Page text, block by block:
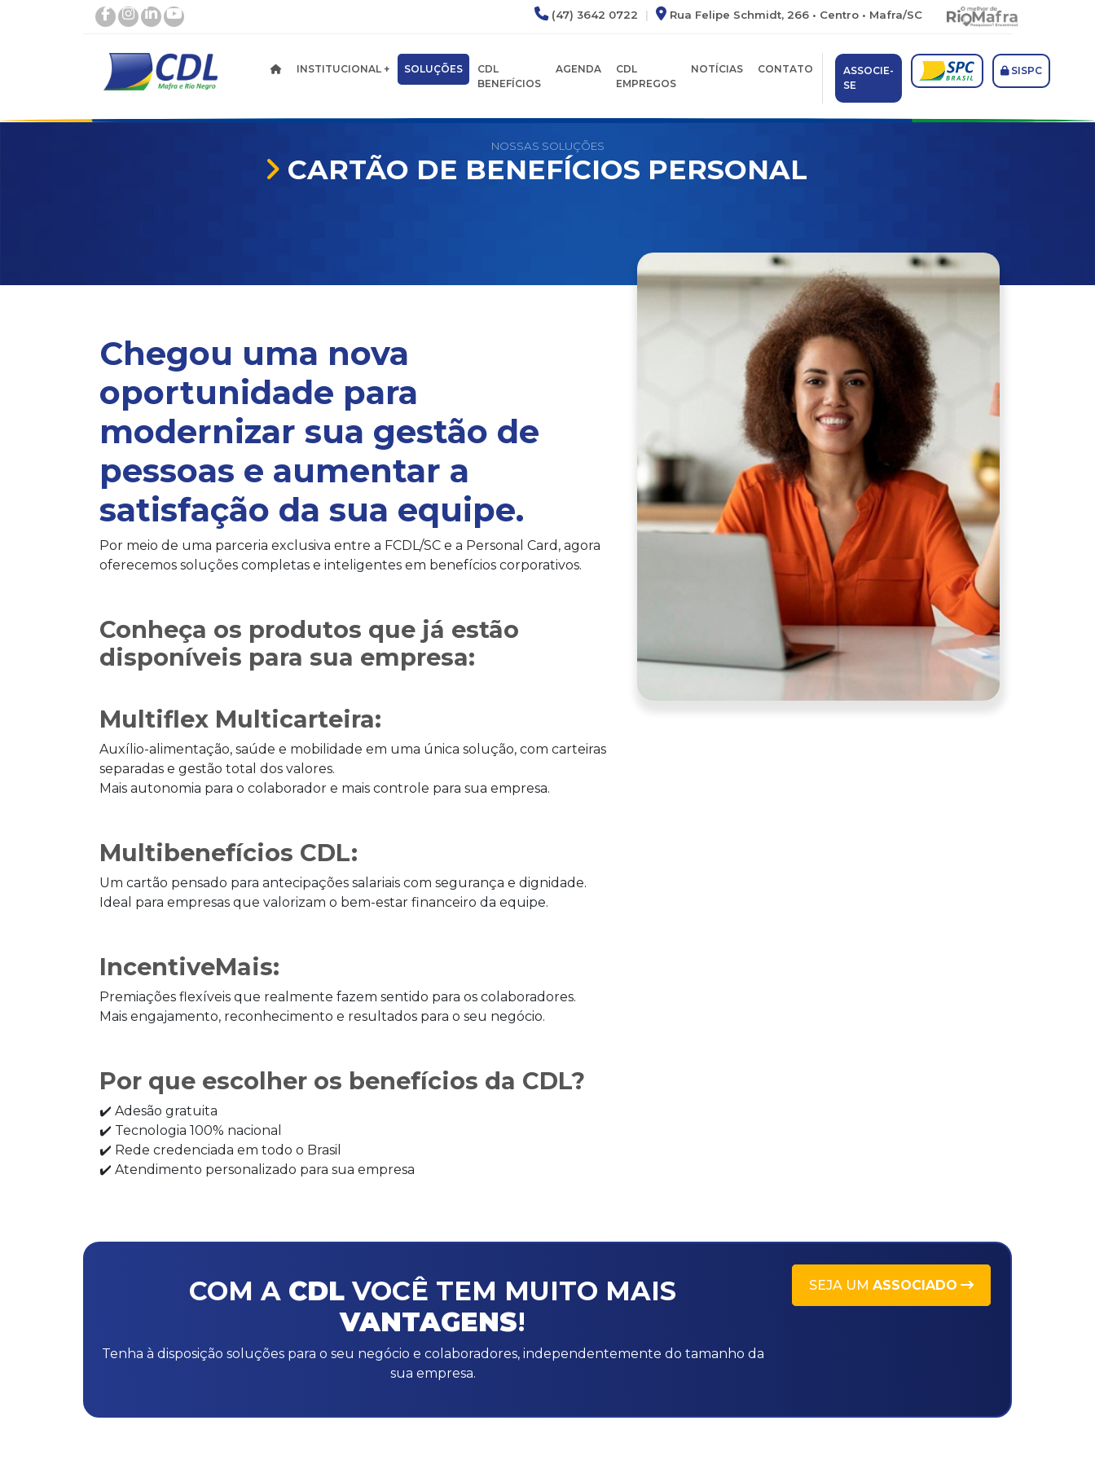
(47) 3642 0722 | Rua Felipe Schmidt, 266 • Centro • Mafra/SC
INSTITUCIONAL + SOLUÇÕES
CDL
BENEFÍCIOS
AGENDA
CDL
EMPREGOS
NOTÍCIAS CONTATO
ASSOCIE-
SE
SISPC
NOSSAS SOLUÇÕES
CARTÃO DE BENEFÍCIOS PERSONAL
Chegou uma nova
oportunidade para
modernizar sua gestão de
pessoas e aumentar a
satisfação da sua equipe.
Por meio de uma parceria exclusiva entre a FCDL/SC e a Personal Card, agora
oferecemos soluções completas e inteligentes em benefícios corporativos.
Conheça os produtos que já estão
disponíveis para sua empresa:
Multiflex Multicarteira:
Auxílio-alimentação, saúde e mobilidade em uma única solução, com carteiras
separadas e gestão total dos valores.
Mais autonomia para o colaborador e mais controle para sua empresa.
Multibenefícios CDL:
Um cartão pensado para antecipações salariais com segurança e dignidade.
Ideal para empresas que valorizam o bem-estar financeiro da equipe.
IncentiveMais:
Premiações flexíveis que realmente fazem sentido para os colaboradores.
Mais engajamento, reconhecimento e resultados para o seu negócio.
Por que escolher os benefícios da CDL?
✔️ Adesão gratuita
✔️ Tecnologia 100% nacional
✔️ Rede credenciada em todo o Brasil
✔️ Atendimento personalizado para sua empresa
COM A CDL VOCÊ TEM MUITO MAIS
VANTAGENS!
Tenha à disposição soluções para o seu negócio e colaboradores, independentemente do tamanho da
sua empresa.
SEJA UMASSOCIADO